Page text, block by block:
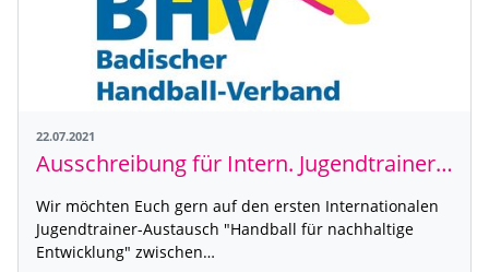
22.07.2021
Ausschreibung für Intern. Jugendtraineraustausch "Handball für nachhaltige Entwicklung"
Wir möchten Euch gern auf den ersten Internationalen
Jugendtrainer-Austausch "Handball für nachhaltige
Entwicklung" zwischen…